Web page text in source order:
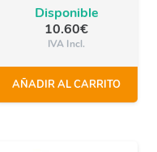
Disponible
10.60€
IVA Incl.
AÑADIR AL CARRITO